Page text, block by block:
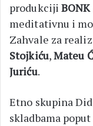
produkciji
meditativnu i
Zahvale za
Stojkiću,Mateu
Juriću.
Etno skupina
skladbama poput